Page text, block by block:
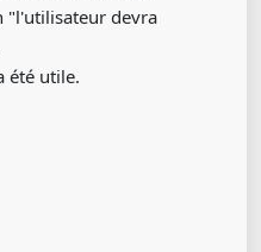
"l'utilisateur devra
été utile.